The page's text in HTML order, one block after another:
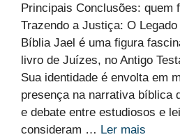
Principais Conclusões: quem
Trazendo a Justiça: O
Bíblia Jael é uma figura
livro de Juízes, no Antigo
Sua identidade é envolta em
presença na narrativa bíblica
e debate entre estudiosos e
consideram … Ler mais